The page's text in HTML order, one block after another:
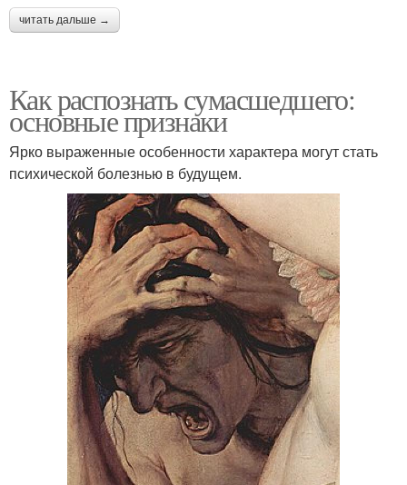
читать дальше →
Как распознать сумасшедшего:
основные признаки
Ярко выраженные особенности характера могут стать
психической болезнью в будущем.